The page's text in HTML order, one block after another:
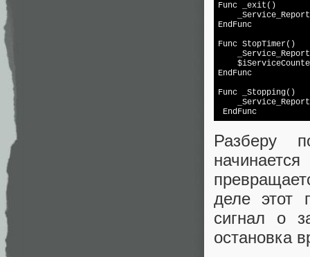
Func _exit()
EndFunc
Func StopTimer()
EndFunc
Func _Stopping()
EndFunc
Разберу
деле этот
сигнал о
остановка